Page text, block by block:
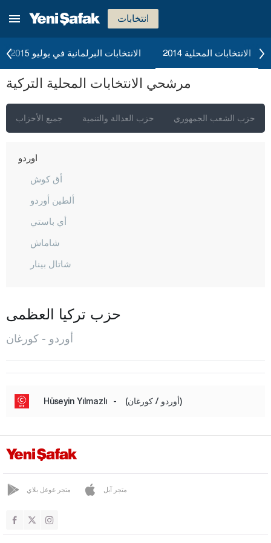
انتخابات
الانتخابات البرلمانية في يوليو 2015 الانتخابات المحلية 2014
مرشحي الانتخابات المحلية التركية
جميع الأحزاب حزب العدالة والتنمية حزب الشعب الجمهوري
ماردين
مرسين
موغلا
موش
نيغدا
أوردو
أق كوش
ألطين أوردو
أي باستي
شاماش
شاتال بينار
فاطصا
غول كايلي
كاباتشا
كورغان
بيرشيمبيه
حزب تركيا العظمى
أوردو - كورغان
Hüseyin Yılmazlı - (أوردو / كورغان)
متجر غوغل بلاي متجر آبل